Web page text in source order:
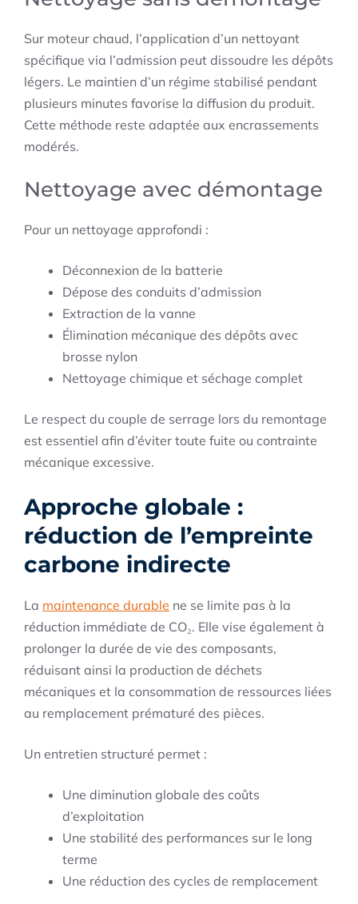
Sur moteur chaud, l’application d’un nettoyant
spécifique via l’admission peut dissoudre les dépôts
légers. Le maintien d’un régime stabilisé pendant
plusieurs minutes favorise la diffusion du produit.
Cette méthode reste adaptée aux encrassements
modérés.
Nettoyage avec démontage
Pour un nettoyage approfondi :
Déconnexion de la batterie
Dépose des conduits d’admission
Extraction de la vanne
Élimination mécanique des dépôts avec
brosse nylon
Nettoyage chimique et séchage complet
Le respect du couple de serrage lors du remontage
est essentiel afin d’éviter toute fuite ou contrainte
mécanique excessive.
Approche globale :
réduction de l’empreinte
carbone indirecte
La maintenance durable ne se limite pas à la
réduction immédiate de CO₂. Elle vise également à
prolonger la durée de vie des composants,
réduisant ainsi la production de déchets
mécaniques et la consommation de ressources liées
au remplacement prématuré des pièces.
Un entretien structuré permet :
Une diminution globale des coûts
d’exploitation
Une stabilité des performances sur le long
terme
Une réduction des cycles de remplacement